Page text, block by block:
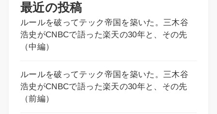
最近の投稿
ルールを破ってテック帝国を築いた。三木谷
浩史がCNBCで語った楽天の30年と、その先
（中編）
ルールを破ってテック帝国を築いた。三木谷
浩史がCNBCで語った楽天の30年と、その先
（前編）